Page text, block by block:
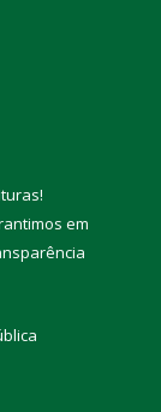
!
em